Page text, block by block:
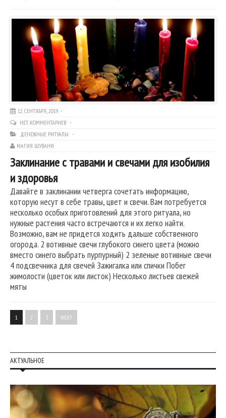
12 СЕНТЯБРЯ, 2019
НЕТ КОММЕНТАРИЕВ
ДЕНЕЖНЫЕ РИТУАЛЫ
МАГИЯ ШУВАНИ
Заклинание с травами и свечами для изобилия
и здоровья
Давайте в заклинании четверга сочетать информацию,
которую несут в себе травы, цвет и свечи. Вам потребуется
несколько особых приготовлений для этого ритуала, но
нужные растения часто встречаются и их легко найти.
Возможно, вам не придется ходить дальше собственного
огорода. 2 вотивные свечи глубокого синего цвета (можно
вместо синего выбрать пурпурный) 2 зеленые вотивные свечи
4 подсвечника для свечей Зажигалка или спички Побег
жимолости (цветок или листок) Несколько листьев свежей
мяты
1 2 3 NEXT
АКТУАЛЬНОЕ